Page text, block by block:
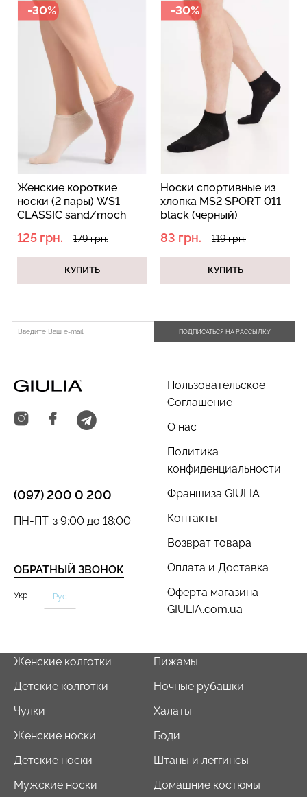
-30%
Женские короткие
носки (2 пары) WS1
CLASSIC sand/moch
коричневый)
125 грн. 179 грн.
КУПИТЬ
-30%
Носки спортивные из
хлопка MS2 SPORT 011
black (черный)
83 грн. 119 грн.
КУПИТЬ
ПОДПИСАТЬСЯ НА РАССЫЛКУ
Пользовательское
Соглашение
О нас
Политика
конфиденциальности
Франшиза GIULIA
Контакты
Возврат товара
Оплата и Доставка
Оферта магазина
GIULIA.com.ua
(097) 200 0 200
ОБРАТНЫЙ ЗВОНОК
ПН-ПТ: з 9:00 до 18:00
Укр Рус
Женские колготки
Детские колготки
Чулки
Женские носки
Детские носки
Мужские носки
Пижамы
Ночные рубашки
Халаты
Боди
Штаны и леггинсы
Домашние костюмы
299 грн.499 грн.
299 грн.499 грн.
Велосипедки с пуш-ап
454 грн.649 грн.
Бесшовные трусы
хипстеры HIPSTER BRIEFS
230 грн.329 грн.